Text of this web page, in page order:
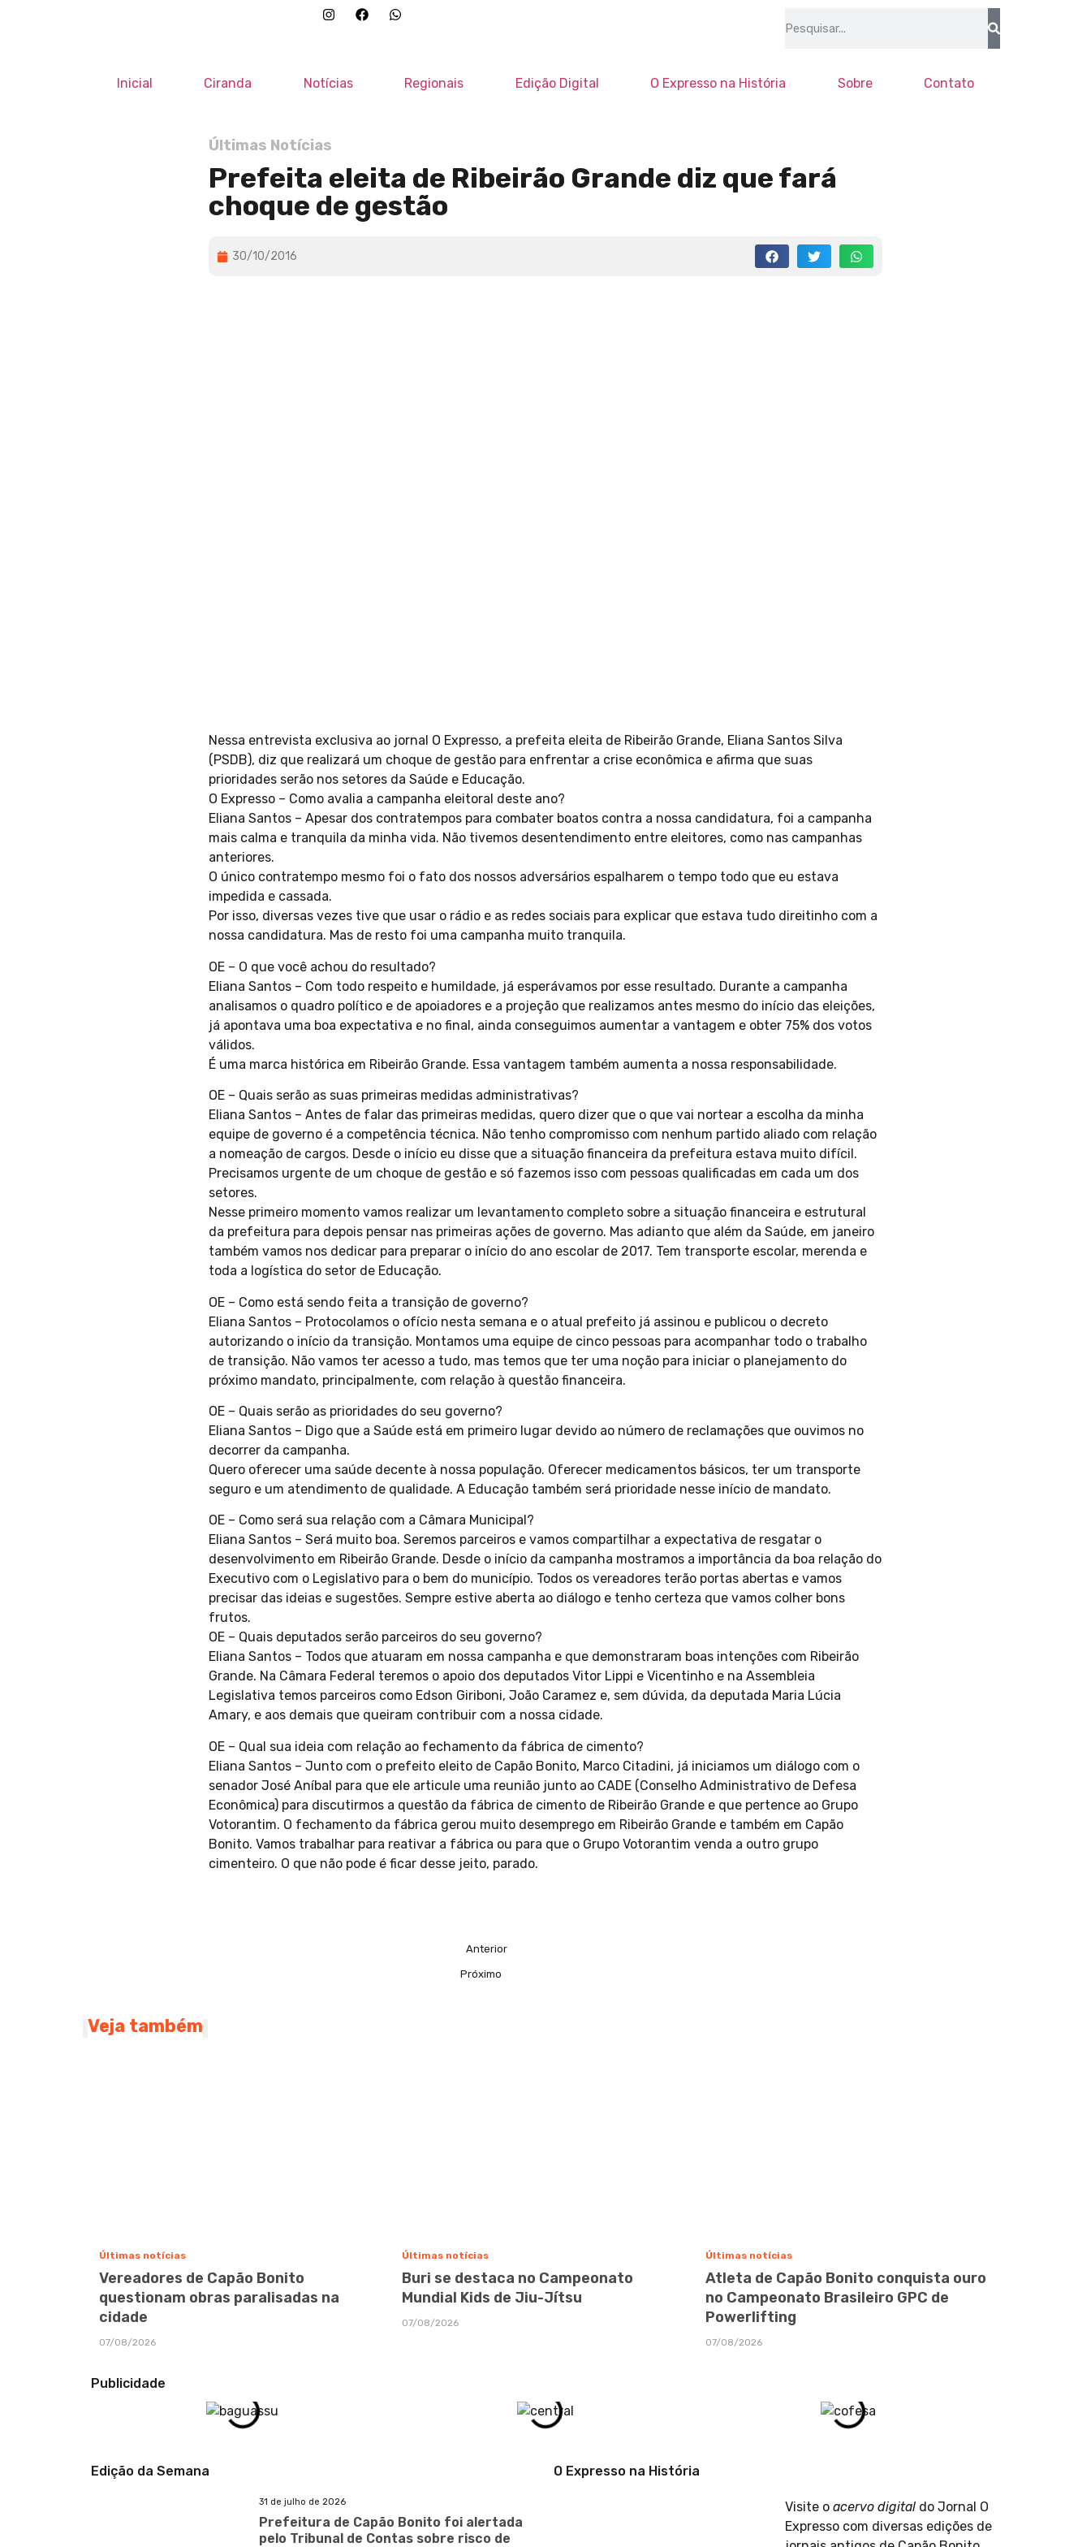
Inicial Ciranda Notícias Regionais Edição Digital O Expresso na História Sobre Contato
Últimas Notícias
Prefeita eleita de Ribeirão Grande diz que fará
choque de gestão
30/10/2016
Nessa entrevista exclusiva ao jornal O Expresso, a prefeita eleita de Ribeirão Grande, Eliana Santos Silva
(PSDB), diz que realizará um choque de gestão para enfrentar a crise econômica e afirma que suas
prioridades serão nos setores da Saúde e Educação.
O Expresso – Como avalia a campanha eleitoral deste ano?
Eliana Santos – Apesar dos contratempos para combater boatos contra a nossa candidatura, foi a campanha
mais calma e tranquila da minha vida. Não tivemos desentendimento entre eleitores, como nas campanhas
anteriores.
O único contratempo mesmo foi o fato dos nossos adversários espalharem o tempo todo que eu estava
impedida e cassada.
Por isso, diversas vezes tive que usar o rádio e as redes sociais para explicar que estava tudo direitinho com a
nossa candidatura. Mas de resto foi uma campanha muito tranquila.
OE – O que você achou do resultado?
Eliana Santos – Com todo respeito e humildade, já esperávamos por esse resultado. Durante a campanha
analisamos o quadro político e de apoiadores e a projeção que realizamos antes mesmo do início das eleições,
já apontava uma boa expectativa e no final, ainda conseguimos aumentar a vantagem e obter 75% dos votos
válidos.
É uma marca histórica em Ribeirão Grande. Essa vantagem também aumenta a nossa responsabilidade.
OE – Quais serão as suas primeiras medidas administrativas?
Eliana Santos – Antes de falar das primeiras medidas, quero dizer que o que vai nortear a escolha da minha
equipe de governo é a competência técnica. Não tenho compromisso com nenhum partido aliado com relação
a nomeação de cargos. Desde o início eu disse que a situação financeira da prefeitura estava muito difícil.
Precisamos urgente de um choque de gestão e só fazemos isso com pessoas qualificadas em cada um dos
setores.
Nesse primeiro momento vamos realizar um levantamento completo sobre a situação financeira e estrutural
da prefeitura para depois pensar nas primeiras ações de governo. Mas adianto que além da Saúde, em janeiro
também vamos nos dedicar para preparar o início do ano escolar de 2017. Tem transporte escolar, merenda e
toda a logística do setor de Educação.
OE – Como está sendo feita a transição de governo?
Eliana Santos – Protocolamos o ofício nesta semana e o atual prefeito já assinou e publicou o decreto
autorizando o início da transição. Montamos uma equipe de cinco pessoas para acompanhar todo o trabalho
de transição. Não vamos ter acesso a tudo, mas temos que ter uma noção para iniciar o planejamento do
próximo mandato, principalmente, com relação à questão financeira.
OE – Quais serão as prioridades do seu governo?
Eliana Santos – Digo que a Saúde está em primeiro lugar devido ao número de reclamações que ouvimos no
decorrer da campanha.
Quero oferecer uma saúde decente à nossa população. Oferecer medicamentos básicos, ter um transporte
seguro e um atendimento de qualidade. A Educação também será prioridade nesse início de mandato.
OE – Como será sua relação com a Câmara Municipal?
Eliana Santos – Será muito boa. Seremos parceiros e vamos compartilhar a expectativa de resgatar o
desenvolvimento em Ribeirão Grande. Desde o início da campanha mostramos a importância da boa relação do
Executivo com o Legislativo para o bem do município. Todos os vereadores terão portas abertas e vamos
precisar das ideias e sugestões. Sempre estive aberta ao diálogo e tenho certeza que vamos colher bons
frutos.
OE – Quais deputados serão parceiros do seu governo?
Eliana Santos – Todos que atuaram em nossa campanha e que demonstraram boas intenções com Ribeirão
Grande. Na Câmara Federal teremos o apoio dos deputados Vitor Lippi e Vicentinho e na Assembleia
Legislativa temos parceiros como Edson Giriboni, João Caramez e, sem dúvida, da deputada Maria Lúcia
Amary, e aos demais que queiram contribuir com a nossa cidade.
OE – Qual sua ideia com relação ao fechamento da fábrica de cimento?
Eliana Santos – Junto com o prefeito eleito de Capão Bonito, Marco Citadini, já iniciamos um diálogo com o
senador José Aníbal para que ele articule uma reunião junto ao CADE (Conselho Administrativo de Defesa
Econômica) para discutirmos a questão da fábrica de cimento de Ribeirão Grande e que pertence ao Grupo
Votorantim. O fechamento da fábrica gerou muito desemprego em Ribeirão Grande e também em Capão
Bonito. Vamos trabalhar para reativar a fábrica ou para que o Grupo Votorantim venda a outro grupo
cimenteiro. O que não pode é ficar desse jeito, parado.
Anterior
Próximo
Veja também
Últimas notícias
Vereadores de Capão Bonito
questionam obras paralisadas na
cidade
07/08/2026
Últimas notícias
Buri se destaca no Campeonato
Mundial Kids de Jiu-Jítsu
07/08/2026
Últimas notícias
Atleta de Capão Bonito conquista ouro
no Campeonato Brasileiro GPC de
Powerlifting
07/08/2026
Publicidade
Edição da Semana
31 de julho de 2026
Prefeitura de Capão Bonito foi alertada
pelo Tribunal de Contas sobre risco de
O Expresso na História
Visite o acervo digital do Jornal O
Expresso com diversas edições de